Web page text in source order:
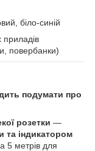
біло-синій
приладів
повербанки)
подумати про
розетки —
та індикатором
5 метрів для